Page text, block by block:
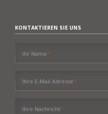
KONTAKTIEREN SIE UNS
Pflichtfeld
Ihr Name*
Pflichtfeld
Ihre E-Mail Adresse*
Pflichtfeld
Ihre Nachricht*